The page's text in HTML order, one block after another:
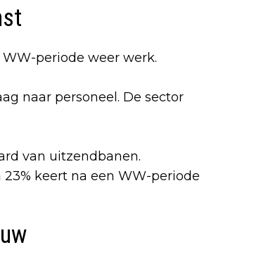
periode weer werk.
naar personeel. De sector
van uitzendbanen.
keert na een WW-periode